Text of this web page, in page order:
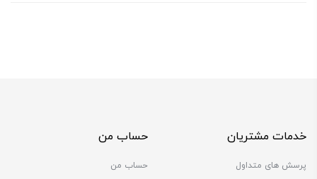
خدمات مشتریان
پرسش های متداول
حساب من
حساب من